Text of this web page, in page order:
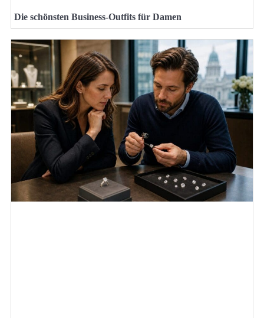
Die schönsten Business-Outfits für Damen